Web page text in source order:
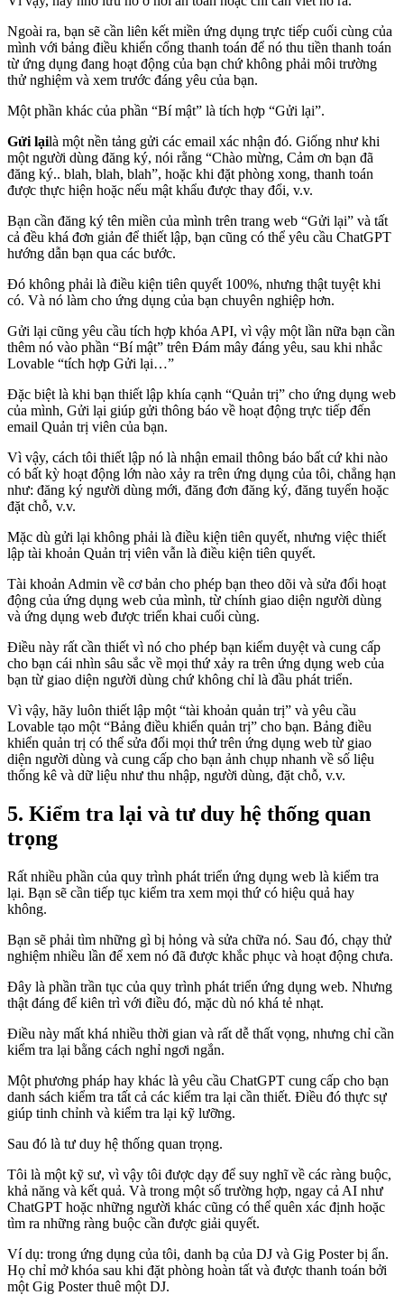
Ngoài ra, bạn sẽ cần liên kết miền ứng dụng trực tiếp cuối cùng của
mình với bảng điều khiển cổng thanh toán để nó thu tiền thanh toán
từ ứng dụng đang hoạt động của bạn chứ không phải môi trường
thử nghiệm và xem trước đáng yêu của bạn.
Một phần khác của phần “Bí mật” là tích hợp “Gửi lại”.
Gửi lạilà một nền tảng gửi các email xác nhận đó. Giống như khi
một người dùng đăng ký, nói rằng “Chào mừng, Cảm ơn bạn đã
đăng ký.. blah, blah, blah”, hoặc khi đặt phòng xong, thanh toán
được thực hiện hoặc nếu mật khẩu được thay đổi, v.v.
Bạn cần đăng ký tên miền của mình trên trang web “Gửi lại” và tất
cả đều khá đơn giản để thiết lập, bạn cũng có thể yêu cầu ChatGPT
hướng dẫn bạn qua các bước.
Đó không phải là điều kiện tiên quyết 100%, nhưng thật tuyệt khi
có. Và nó làm cho ứng dụng của bạn chuyên nghiệp hơn.
Gửi lại cũng yêu cầu tích hợp khóa API, vì vậy một lần nữa bạn cần
thêm nó vào phần “Bí mật” trên Đám mây đáng yêu, sau khi nhắc
Lovable “tích hợp Gửi lại…”
Đặc biệt là khi bạn thiết lập khía cạnh “Quản trị” cho ứng dụng web
của mình, Gửi lại giúp gửi thông báo về hoạt động trực tiếp đến
email Quản trị viên của bạn.
Vì vậy, cách tôi thiết lập nó là nhận email thông báo bất cứ khi nào
có bất kỳ hoạt động lớn nào xảy ra trên ứng dụng của tôi, chẳng hạn
như: đăng ký người dùng mới, đăng đơn đăng ký, đăng tuyển hoặc
đặt chỗ, v.v.
Mặc dù gửi lại không phải là điều kiện tiên quyết, nhưng việc thiết
lập tài khoản Quản trị viên vẫn là điều kiện tiên quyết.
Tài khoản Admin về cơ bản cho phép bạn theo dõi và sửa đổi hoạt
động của ứng dụng web của mình, từ chính giao diện người dùng
và ứng dụng web được triển khai cuối cùng.
Điều này rất cần thiết vì nó cho phép bạn kiểm duyệt và cung cấp
cho bạn cái nhìn sâu sắc về mọi thứ xảy ra trên ứng dụng web của
bạn từ giao diện người dùng chứ không chỉ là đầu phát triển.
Vì vậy, hãy luôn thiết lập một “tài khoản quản trị” và yêu cầu
Lovable tạo một “Bảng điều khiển quản trị” cho bạn. Bảng điều
khiển quản trị có thể sửa đổi mọi thứ trên ứng dụng web từ giao
diện người dùng và cung cấp cho bạn ảnh chụp nhanh về số liệu
thống kê và dữ liệu như thu nhập, người dùng, đặt chỗ, v.v.
5. Kiểm tra lại và tư duy hệ thống quan
trọng
Rất nhiều phần của quy trình phát triển ứng dụng web là kiểm tra
lại. Bạn sẽ cần tiếp tục kiểm tra xem mọi thứ có hiệu quả hay
không.
Bạn sẽ phải tìm những gì bị hỏng và sửa chữa nó. Sau đó, chạy thử
nghiệm nhiều lần để xem nó đã được khắc phục và hoạt động chưa.
Đây là phần trần tục của quy trình phát triển ứng dụng web. Nhưng
thật đáng để kiên trì với điều đó, mặc dù nó khá tẻ nhạt.
Điều này mất khá nhiều thời gian và rất dễ thất vọng, nhưng chỉ cần
kiểm tra lại bằng cách nghỉ ngơi ngắn.
Một phương pháp hay khác là yêu cầu ChatGPT cung cấp cho bạn
danh sách kiểm tra tất cả các kiểm tra lại cần thiết. Điều đó thực sự
giúp tinh chỉnh và kiểm tra lại kỹ lưỡng.
Sau đó là tư duy hệ thống quan trọng.
Tôi là một kỹ sư, vì vậy tôi được dạy để suy nghĩ về các ràng buộc,
khả năng và kết quả. Và trong một số trường hợp, ngay cả AI như
ChatGPT hoặc những người khác cũng có thể quên xác định hoặc
tìm ra những ràng buộc cần được giải quyết.
Ví dụ: trong ứng dụng của tôi, danh bạ của DJ và Gig Poster bị ẩn.
Họ chỉ mở khóa sau khi đặt phòng hoàn tất và được thanh toán bởi
một Gig Poster thuê một DJ.